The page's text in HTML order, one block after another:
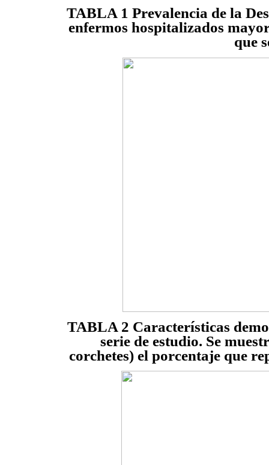
TABLA 1 Prevalencia de la
enfermos hospitalizados
que
TABLA 2 Características
serie de estudio. Se
corchetes) el porcentaje que